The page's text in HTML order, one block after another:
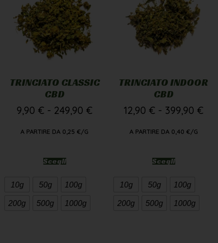
TRINCIATO CLASSIC
CBD
9,90 € - 249,90 €
A PARTIRE DA 0,25 €/G
Scegli
10g 50g 100g
200g 500g 1000g
TRINCIATO INDOOR
CBD
12,90 € - 399,90 €
A PARTIRE DA 0,40 €/G
Scegli
10g 50g 100g
200g 500g 1000g